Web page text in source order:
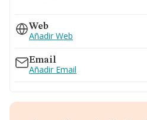
981560644
Web
Añadir Web
Email
Añadir Email